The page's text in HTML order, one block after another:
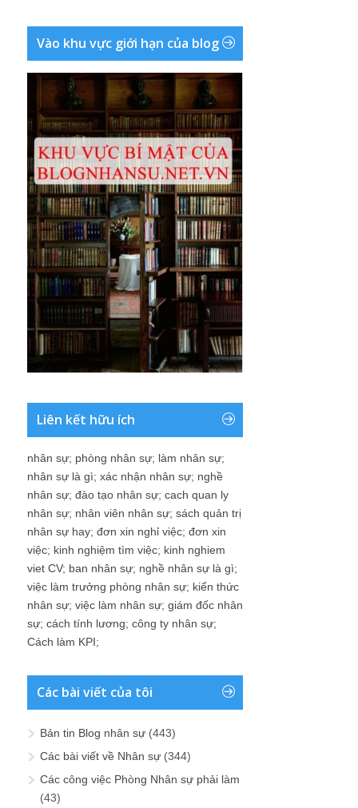
Vào khu vực giới hạn của blog
Liên kết hữu ích
nhân sự; phòng nhân sự; làm nhân sự;
nhân sự là gì; xác nhận nhân sự; nghề
nhân sự; đào tạo nhân sự; cach quan ly
nhân sự; nhân viên nhân sự; sách quản trị
nhân sự hay; đơn xin nghỉ việc; đơn xin
việc; kinh nghiệm tìm việc; kinh nghiem
viet CV; ban nhân sự; nghề nhân sự là gì;
việc làm trưởng phòng nhân sự; kiến thức
nhân sự; việc làm nhân sự; giám đốc nhân
sự; cách tính lương; công ty nhân sự;
Cách làm KPI;
Các bài viết của tôi
Bản tin Blog nhân sự (443)
Các bài viết về Nhân sự (344)
Các công việc Phòng Nhân sự phải làm
(43)